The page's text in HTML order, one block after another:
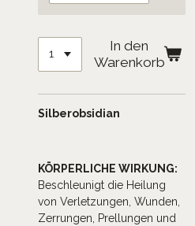
In den
Warenkorb
Silberobsidian
KÖRPERLICHE WIRKUNG:
Beschleunigt die Heilung
von Verletzungen, Wunden,
Zerrungen, Prellungen und